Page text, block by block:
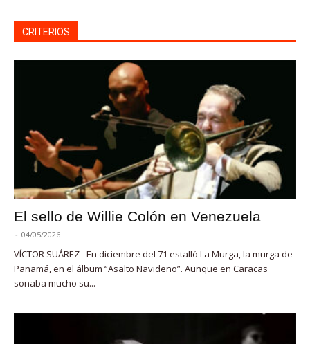
CRITERIOS
El sello de Willie Colón en Venezuela
- 04/05/2026
VÍCTOR SUÁREZ - En diciembre del 71 estalló La Murga, la murga de
Panamá, en el álbum “Asalto Navideño”. Aunque en Caracas
sonaba mucho su...